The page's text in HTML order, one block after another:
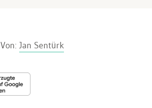
Von: Jan Sentürk